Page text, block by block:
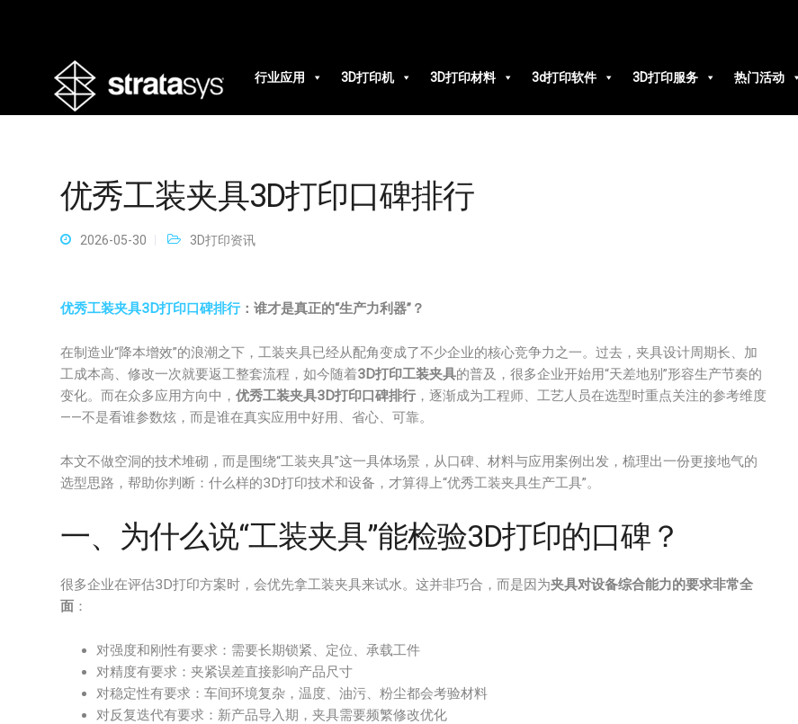
行业应用
3D打印机 3D打印材料 3d打印软件 3D打印服务 热门活动
优秀工装夹具3D打印口碑排行
2026-05-30 3D打印资讯
优秀工装夹具3D打印口碑排行：谁才是真正的“生产力利器”？
在制造业“降本增效”的浪潮之下，工装夹具已经从配角变成了不少企业的核心竞争力之一。过去，夹具设计周期长、加
工成本高、修改一次就要返工整套流程，如今随着3D打印工装夹具的普及，很多企业开始用“天差地别”形容生产节奏的
变化。而在众多应用方向中， 优秀工装夹具3D打印口碑排行 ，逐渐成为工程师、工艺人员在选型时重点关注的参考维度
——不是看谁参数炫，而是谁在真实应用中好用、省心、可靠。
本文不做空洞的技术堆砌，而是围绕“工装夹具”这一具体场景，从口碑、材料与应用案例出发，梳理出一份更接地气的
选型思路，帮助你判断：什么样的3D打印技术和设备，才算得上“优秀工装夹具生产工具”。
一、为什么说“工装夹具”能检验3D打印的口碑？
很多企业在评估3D打印方案时，会优先拿工装夹具来试水。这并非巧合，而是因为夹具对设备综合能力的要求非常全
面 ：
对强度和刚性有要求：需要长期锁紧、定位、承载工件
对精度有要求：夹紧误差直接影响产品尺寸
对稳定性有要求：车间环境复杂，温度、油污、粉尘都会考验材料
对反复迭代有要求：新产品导入期，夹具需要频繁修改优化